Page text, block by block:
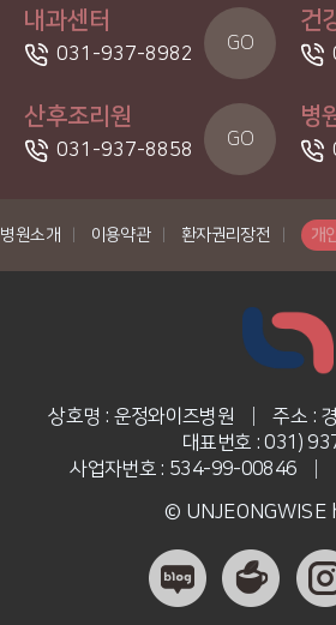
내과센터
031-937-8982 GO
건
산후조리원
031-937-8858 GO
병
병원소개 이용약관 환자권리장전 개
상호명 : 운정와이즈병원
주소 :
대표번호 : 031)
사업자번호 : 534-99-00846
© UNJEONGWISE